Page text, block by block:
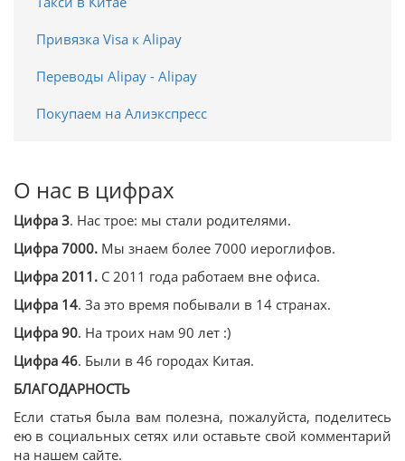
Привязка Visa к Alipay
Переводы Alipay - Alipay
Покупаем на Алиэкспресс
О нас в цифрах
Цифра 3. Нас трое: мы стали родителями.
Цифра 7000. Мы знаем более 7000 иероглифов.
Цифра 2011. С 2011 года работаем вне офиса.
Цифра 14. За это время побывали в 14 странах.
Цифра 90. На троих нам 90 лет :)
Цифра 46. Были в 46 городах Китая.
БЛАГОДАРНОСТЬ
Если статья была вам полезна, пожалуйста, поделитесь
ею в социальных сетях или оставьте свой комментарий
на нашем сайте.